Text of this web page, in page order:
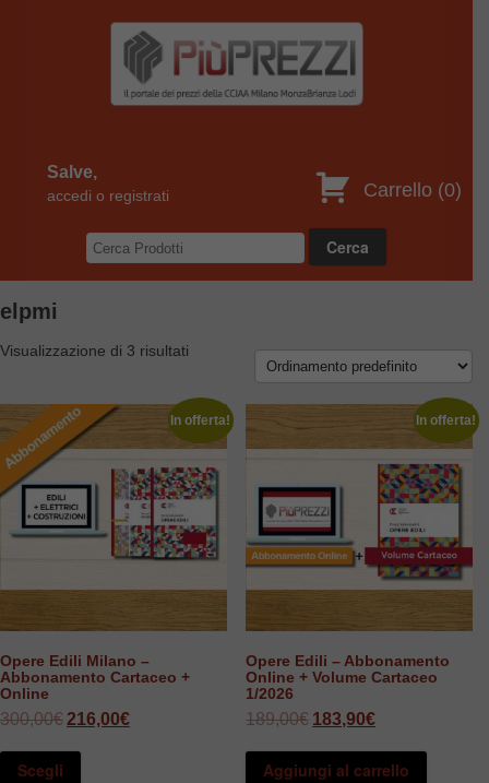
Salve,
accedi o registrati Carrello (0)
elpmi
Visualizzazione di 3 risultati
In offerta!
Opere Edili Milano –
Abbonamento Cartaceo +
Online
300,00€ Il
prezzo
era:
216,00€Il
prezzo
Scegli
In offerta!
Opere Edili – Abbonamento
Online + Volume Cartaceo
1/2026
189,00€ Il
prezzo
189,00€.
183,90€Il
prezzo
183,90€.
Aggiungi al carrello